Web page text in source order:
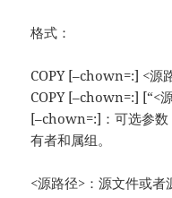
格式：
COPY [–chown=:] <源
COPY [–chown=:] [“<
[–chown=:]：可选参数
有者和属组。
<源路径>：源文件或